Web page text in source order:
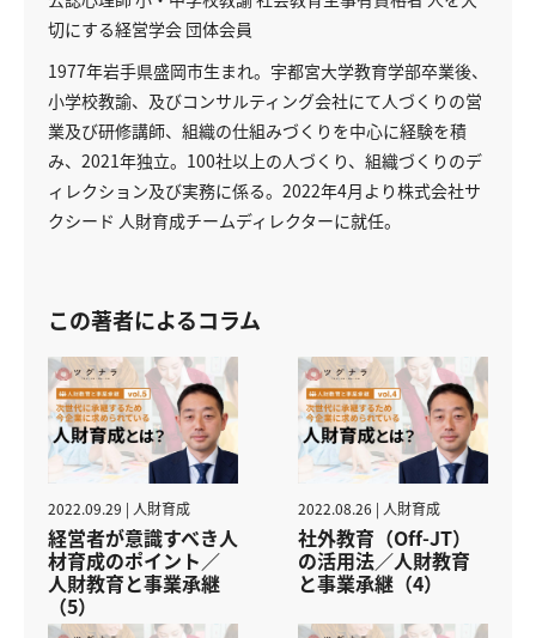
切にする経営学会 団体会員
1977年岩手県盛岡市生まれ。宇都宮大学教育学部卒業後、
小学校教諭、及びコンサルティング会社にて人づくりの営
業及び研修講師、組織の仕組みづくりを中心に経験を積
み、2021年独立。100社以上の人づくり、組織づくりのデ
ィレクション及び実務に係る。2022年4月より株式会社サ
クシード 人財育成チームディレクターに就任。
この著者によるコラム
2022.09.29 | 人財育成
経営者が意識すべき人
材育成のポイント／
人財教育と事業承継
（5）
2022.08.26 | 人財育成
社外教育（Off-JT）
の活用法／人財教育
と事業承継（4）